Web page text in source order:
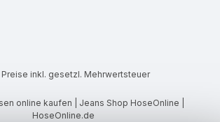
inkl. gesetzl. Mehrwertsteuer
online kaufen | Jeans Shop HoseOnline |
HoseOnline.de